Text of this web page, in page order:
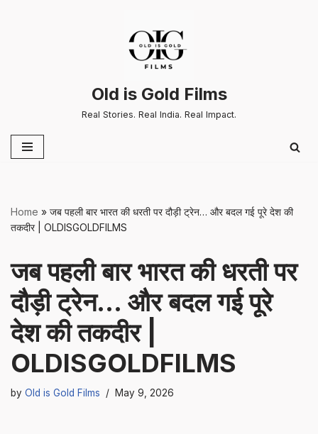
Old is Gold Films
Real Stories. Real India. Real Impact.
Home » जब पहली बार भारत की धरती पर दौड़ी ट्रेन… और बदल गई पूरे देश की
तकदीर | OLDISGOLDFILMS
जब पहली बार भारत की धरती पर
दौड़ी ट्रेन… और बदल गई पूरे
देश की तकदीर |
OLDISGOLDFILMS
by Old is Gold Films May 9, 2026